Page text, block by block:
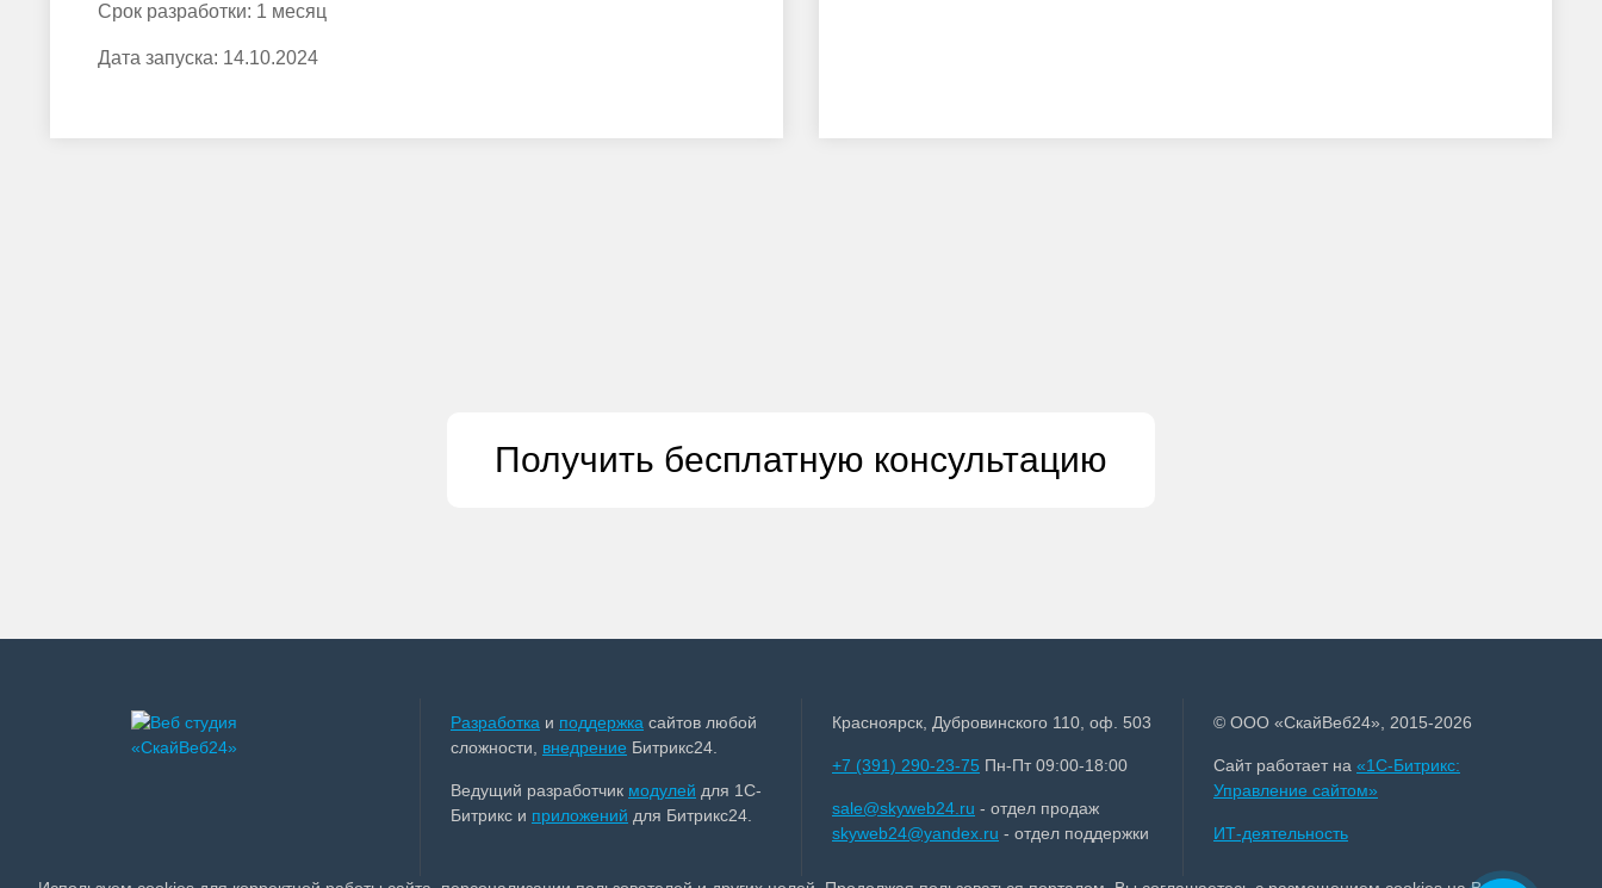
Срок разработки: 1 месяц
Дата запуска: 14.10.2024
Получить бесплатную консультацию
Разработка и поддержка сайтов любой
сложности, внедрение Битрикс24.
Ведущий разработчик модулей для 1С-
Битрикс и приложений для Битрикс24.
Красноярск, Дубровинского 110, оф. 503
+7 (391) 290-23-75 Пн-Пт 09:00-18:00
sale@skyweb24.ru - отдел продаж
skyweb24@yandex.ru - отдел поддержки
© ООО «СкайВеб24», 2015-2026
Сайт работает на «1С-Битрикс:
Управление сайтом»
ИТ-деятельность